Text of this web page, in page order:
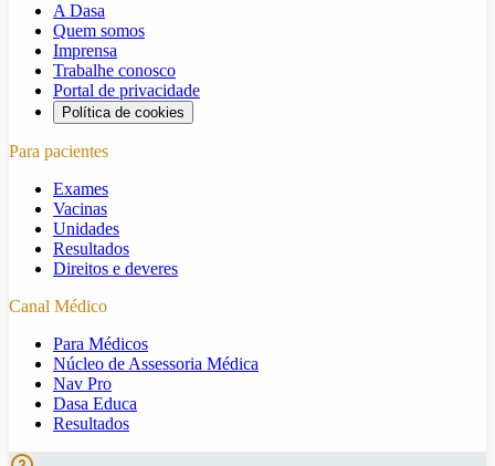
A Dasa
Quem somos
Imprensa
Trabalhe conosco
Portal de privacidade
Política de cookies
Para pacientes
Exames
Vacinas
Unidades
Resultados
Direitos e deveres
Canal Médico
Para Médicos
Núcleo de Assessoria Médica
Nav Pro
Dasa Educa
Resultados